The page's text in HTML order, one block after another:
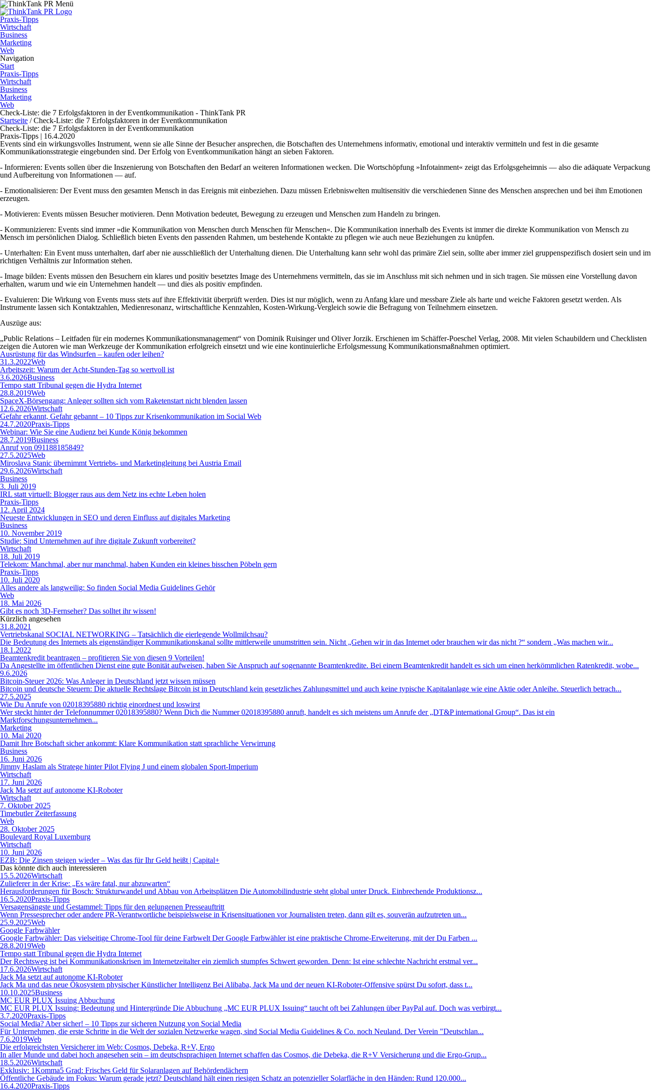
Praxis-Tipps
Wirtschaft
Business
Marketing
Web
Navigation
Start
Praxis-Tipps
Wirtschaft
Business
Marketing
Web
Check-Liste: die 7 Erfolgsfaktoren in der Eventkommunikation - ThinkTank PR
Startseite / Check-Liste: die 7 Erfolgsfaktoren in der Eventkommunikation
Check-Liste: die 7 Erfolgsfaktoren in der Eventkommunikation
Praxis-Tipps | 16.4.2020
Events sind ein wirkungsvolles Instrument, wenn sie alle Sinne der Besucher ansprechen, die Botschaften des Unternehmens informativ, emotional und interaktiv vermitteln und fest in die gesamte
Kommunikationsstrategie eingebunden sind. Der Erfolg von Eventkommunikation hängt an sieben Faktoren.
- Informieren: Events sollen über die Inszenierung von Botschaften den Bedarf an weiteren Informationen wecken. Die Wortschöpfung »Infotainment« zeigt das Erfolgsgeheimnis — also die adäquate Verpackung
und Aufbereitung von Informationen — auf.
- Emotionalisieren: Der Event muss den gesamten Mensch in das Ereignis mit einbeziehen. Dazu müssen Erlebniswelten multisensitiv die verschiedenen Sinne des Menschen ansprechen und bei ihm Emotionen
erzeugen.
- Motivieren: Events müssen Besucher motivieren. Denn Motivation bedeutet, Bewegung zu erzeugen und Menschen zum Handeln zu bringen.
- Kommunizieren: Events sind immer »die Kommunikation von Menschen durch Menschen für Menschen«. Die Kommunikation innerhalb des Events ist immer die direkte Kommunikation von Mensch zu
Mensch im persönlichen Dialog. Schließlich bieten Events den passenden Rahmen, um bestehende Kontakte zu pflegen wie auch neue Beziehungen zu knüpfen.
- Unterhalten: Ein Event muss unterhalten, darf aber nie ausschließlich der Unterhaltung dienen. Die Unterhaltung kann sehr wohl das primäre Ziel sein, sollte aber immer ziel gruppenspezifisch dosiert sein und im
richtigen Verhältnis zur Information stehen.
- Image bilden: Events müssen den Besuchern ein klares und positiv besetztes Image des Unternehmens vermitteln, das sie im Anschluss mit sich nehmen und in sich tragen. Sie müssen eine Vorstellung davon
erhalten, warum und wie ein Unternehmen handelt — und dies als positiv empfinden.
- Evaluieren: Die Wirkung von Events muss stets auf ihre Effektivität überprüft werden. Dies ist nur möglich, wenn zu Anfang klare und messbare Ziele als harte und weiche Faktoren gesetzt werden. Als
Instrumente lassen sich Kontaktzahlen, Medienresonanz, wirtschaftliche Kennzahlen, Kosten-Wirkung-Vergleich sowie die Befragung von Teilnehmern einsetzen.
Auszüge aus:
„Public Relations – Leitfaden für ein modernes Kommunikationsmanagement“ von Dominik Ruisinger und Oliver Jorzik. Erschienen im Schäffer-Poeschel Verlag, 2008. Mit vielen Schaubildern und Checklisten
zeigen die Autoren wie man Werkzeuge der Kommunikation erfolgreich einsetzt und wie eine kontinuierliche Erfolgsmessung Kommunikationsmaßnahmen optimiert.
Ausrüstung für das Windsurfen – kaufen oder leihen?
31.3.2022Web
Arbeitszeit: Warum der Acht-Stunden-Tag so wertvoll ist
3.6.2026Business
Tempo statt Tribunal gegen die Hydra Internet
28.8.2019Web
SpaceX-Börsengang: Anleger sollten sich vom Raketenstart nicht blenden lassen
12.6.2026Wirtschaft
Gefahr erkannt, Gefahr gebannt – 10 Tipps zur Krisenkommunikation im Social Web
24.7.2020Praxis-Tipps
Webinar: Wie Sie eine Audienz bei Kunde König bekommen
28.7.2019Business
Anruf von 091188185849?
27.5.2025Web
Miroslava Stanic übernimmt Vertriebs- und Marketingleitung bei Austria Email
29.6.2026Wirtschaft
Business
3. Juli 2019
IRL statt virtuell: Blogger raus aus dem Netz ins echte Leben holen
Praxis-Tipps
12. April 2024
Neueste Entwicklungen in SEO und deren Einfluss auf digitales Marketing
Business
10. November 2019
Studie: Sind Unternehmen auf ihre digitale Zukunft vorbereitet?
Wirtschaft
18. Juli 2019
Telekom: Manchmal, aber nur manchmal, haben Kunden ein kleines bisschen Pöbeln gern
Praxis-Tipps
10. Juli 2020
Alles andere als langweilig: So finden Social Media Guidelines Gehör
Web
18. Mai 2026
Gibt es noch 3D-Fernseher? Das solltet ihr wissen!
Kürzlich angesehen
31.8.2021
Vertriebskanal SOCIAL NETWORKING – Tatsächlich die eierlegende Wollmilchsau?
Die Bedeutung des Internets als eigenständiger Kommunikationskanal sollte mittlerweile unumstritten sein. Nicht „Gehen wir in das Internet oder brauchen wir das nicht ?“ sondern „Was machen wir...
18.1.2022
Beamtenkredit beantragen – profitieren Sie von diesen 9 Vorteilen!
Da Angestellte im öffentlichen Dienst eine gute Bonität aufweisen, haben Sie Anspruch auf sogenannte Beamtenkredite. Bei einem Beamtenkredit handelt es sich um einen herkömmlichen Ratenkredit, wobe...
9.6.2026
Bitcoin-Steuer 2026: Was Anleger in Deutschland jetzt wissen müssen
Bitcoin und deutsche Steuern: Die aktuelle Rechtslage Bitcoin ist in Deutschland kein gesetzliches Zahlungsmittel und auch keine typische Kapitalanlage wie eine Aktie oder Anleihe. Steuerlich betrach...
27.5.2025
Wie Du Anrufe von 02018395880 richtig einordnest und loswirst
Wer steckt hinter der Telefonnummer 02018395880? Wenn Dich die Nummer 02018395880 anruft, handelt es sich meistens um Anrufe der „DT&P international Group“. Das ist ein
Marktforschungsunternehmen...
Marketing
10. Mai 2020
Damit Ihre Botschaft sicher ankommt: Klare Kommunikation statt sprachliche Verwirrung
Business
16. Juni 2026
Jimmy Haslam als Stratege hinter Pilot Flying J und einem globalen Sport-Imperium
Wirtschaft
17. Juni 2026
Jack Ma setzt auf autonome KI-Roboter
Wirtschaft
7. Oktober 2025
Timebutler Zeiterfassung
Web
28. Oktober 2025
Boulevard Royal Luxemburg
Wirtschaft
10. Juni 2026
EZB: Die Zinsen steigen wieder – Was das für Ihr Geld heißt | Capital+
Das könnte dich auch interessieren
15.5.2026Wirtschaft
Zulieferer in der Krise: „Es wäre fatal, nur abzuwarten“
Herausforderungen für Bosch: Strukturwandel und Abbau von Arbeitsplätzen Die Automobilindustrie steht global unter Druck. Einbrechende Produktionsz...
16.5.2020Praxis-Tipps
Versagensängste und Gestammel: Tipps für den gelungenen Presseauftritt
Wenn Pressesprecher oder andere PR-Verantwortliche beispielsweise in Krisensituationen vor Journalisten treten, dann gilt es, souverän aufzutreten un...
25.9.2025Web
Google Farbwähler
Google Farbwähler: Das vielseitige Chrome-Tool für deine Farbwelt Der Google Farbwähler ist eine praktische Chrome-Erweiterung, mit der Du Farben ...
28.8.2019Web
Tempo statt Tribunal gegen die Hydra Internet
Der Rechtsweg ist bei Kommunikationskrisen im Internetzeitalter ein ziemlich stumpfes Schwert geworden. Denn: Ist eine schlechte Nachricht erstmal ver...
17.6.2026Wirtschaft
Jack Ma setzt auf autonome KI-Roboter
Jack Ma und das neue Ökosystem physischer Künstlicher Intelligenz Bei Alibaba, Jack Ma und der neuen KI-Roboter-Offensive spürst Du sofort, dass t...
10.10.2025Business
MC EUR PLUX Issuing Abbuchung
MC EUR PLUX Issuing: Bedeutung und Hintergründe Die Abbuchung „MC EUR PLUX Issuing“ taucht oft bei Zahlungen über PayPal auf. Doch was verbirgt...
3.7.2020Praxis-Tipps
Social Media? Aber sicher! – 10 Tipps zur sicheren Nutzung von Social Media
Für Unternehmen, die erste Schritte in die Welt der sozialen Netzwerke wagen, sind Social Media Guidelines & Co. noch Neuland. Der Verein "Deutschlan...
7.6.2019Web
Die erfolgreichsten Versicherer im Web: Cosmos, Debeka, R+V, Ergo
In aller Munde und dabei hoch angesehen sein – im deutschsprachigen Internet schaffen das Cosmos, die Debeka, die R+V Versicherung und die Ergo-Grup...
18.5.2026Wirtschaft
Exklusiv: 1Komma5 Grad: Frisches Geld für Solaranlagen auf Behördendächern
Öffentliche Gebäude im Fokus: Warum gerade jetzt? Deutschland hält einen riesigen Schatz an potenzieller Solarfläche in den Händen: Rund 120.000...
16.4.2020Praxis-Tipps